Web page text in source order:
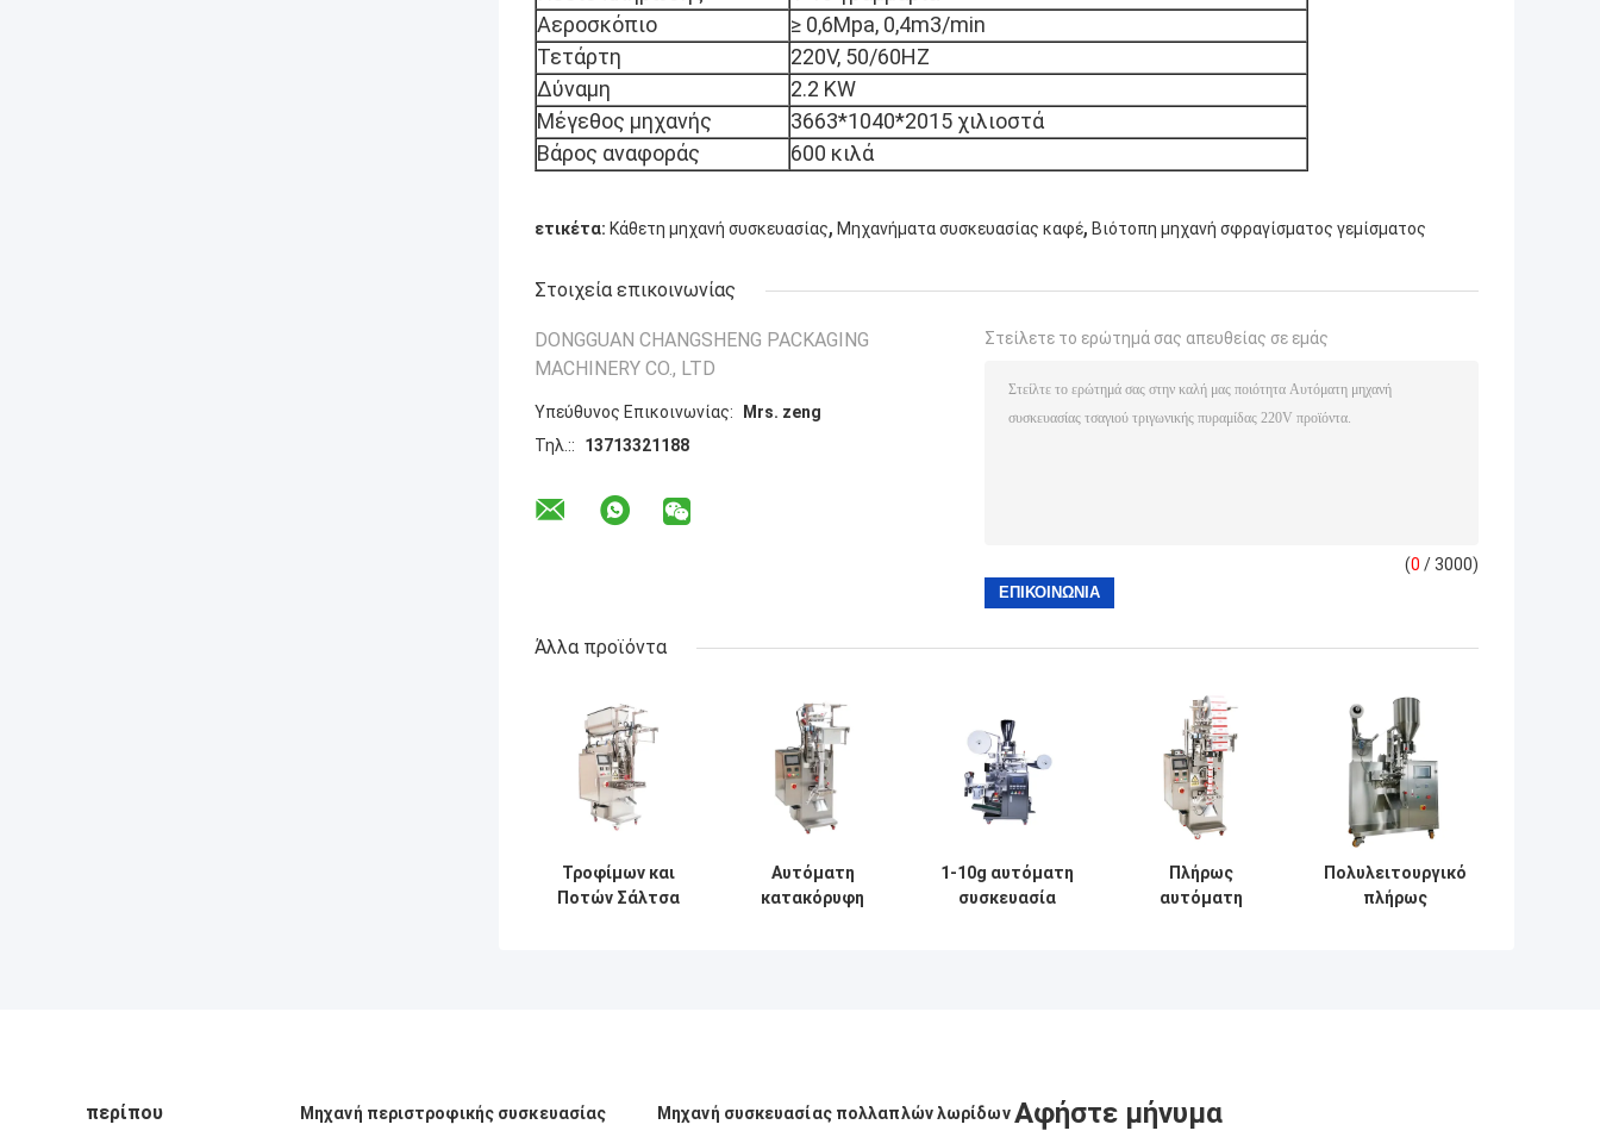
Αεροσκόπιο
≥ 0,6Mpa, 0,4m3/min
Τετάρτη
220V, 50/60HZ
Δύναμη
2.2 KW
Μέγεθος μηχανής
3663*1040*2015 χιλιοστά
Βάρος αναφοράς
600 κιλά
ετικέτα: Κάθετη μηχανή συσκευασίας, Μηχανήματα συσκευασίας καφέ, Βιότοπη μηχανή σφραγίσματος γεμίσματος
Στοιχεία επικοινωνίας
DONGGUAN CHANGSHENG PACKAGING
MACHINERY CO., LTD
Υπεύθυνος Επικοινωνίας:
Mrs. zeng
Τηλ.::
13713321188
Στείλετε το ερώτημά σας απευθείας σε εμάς
(0 / 3000)
Άλλα προϊόντα
Τροφίμων και
Ποτών Σάλτσα
Αυτόματη
κατακόρυφη
1-10g αυτόματη
συσκευασία
Πλήρως
αυτόματη
Πολυλειτουργικό
πλήρως
περίπου Μηχανή περιστροφικής συσκευασίας Μηχανή συσκευασίας πολλαπλών λωρίδων Αφήστε μήνυμα